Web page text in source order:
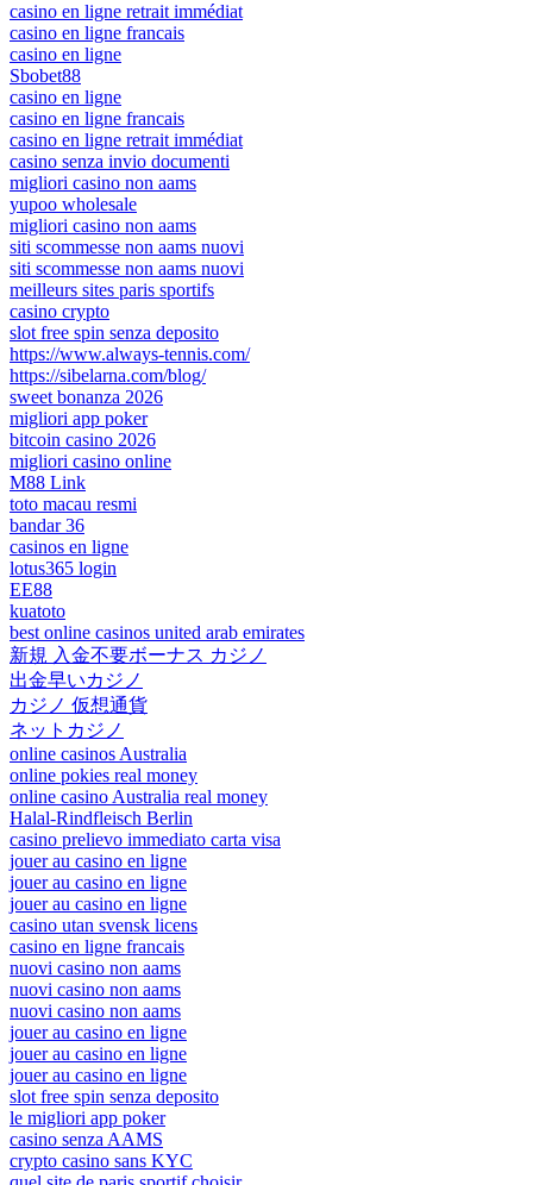
casino en ligne retrait immédiat
casino en ligne francais
casino en ligne
Sbobet88
casino en ligne
casino en ligne francais
casino en ligne retrait immédiat
casino senza invio documenti
migliori casino non aams
yupoo wholesale
migliori casino non aams
siti scommesse non aams nuovi
siti scommesse non aams nuovi
meilleurs sites paris sportifs
casino crypto
slot free spin senza deposito
https://www.always-tennis.com/
https://sibelarna.com/blog/
sweet bonanza 2026
migliori app poker
bitcoin casino 2026
migliori casino online
M88 Link
toto macau resmi
bandar 36
casinos en ligne
lotus365 login
EE88
kuatoto
best online casinos united arab emirates
新規 入金不要ボーナス カジノ
出金早いカジノ
カジノ 仮想通貨
ネットカジノ
online casinos Australia
online pokies real money
online casino Australia real money
Halal-Rindfleisch Berlin
casino prelievo immediato carta visa
jouer au casino en ligne
jouer au casino en ligne
jouer au casino en ligne
casino utan svensk licens
casino en ligne francais
nuovi casino non aams
nuovi casino non aams
nuovi casino non aams
jouer au casino en ligne
jouer au casino en ligne
jouer au casino en ligne
slot free spin senza deposito
le migliori app poker
casino senza AAMS
crypto casino sans KYC